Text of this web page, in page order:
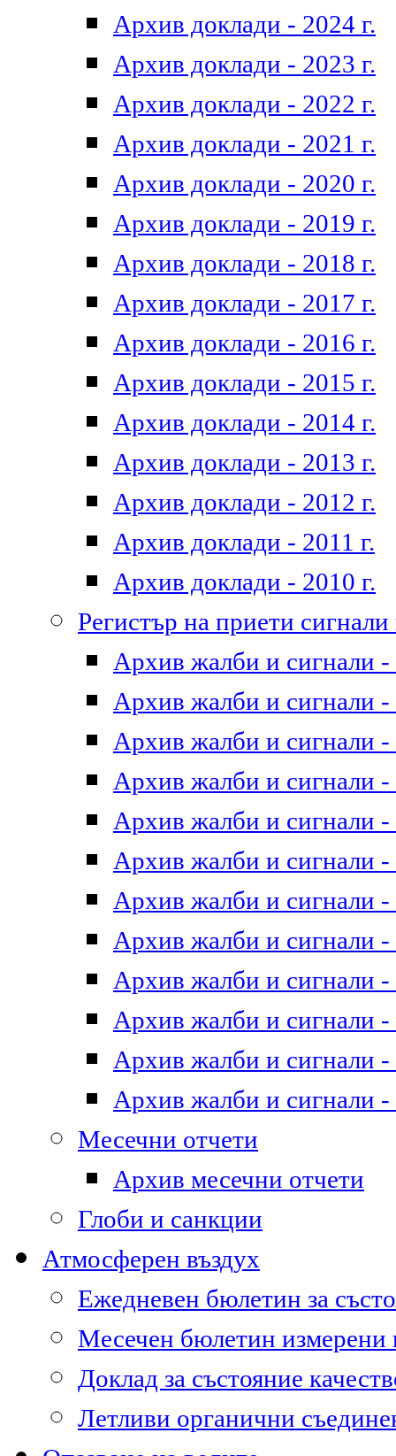
Архив доклади - 2024 г.
Архив доклади - 2023 г.
Архив доклади - 2022 г.
Архив доклади - 2021 г.
Архив доклади - 2020 г.
Архив доклади - 2019 г.
Архив доклади - 2018 г.
Архив доклади - 2017 г.
Архив доклади - 2016 г.
Архив доклади - 2015 г.
Архив доклади - 2014 г.
Архив доклади - 2013 г.
Архив доклади - 2012 г.
Архив доклади - 2011 г.
Архив доклади - 2010 г.
Регистър на приети
Архив жалби и сигнали -
Архив жалби и сигнали -
Архив жалби и сигнали -
Архив жалби и сигнали -
Архив жалби и сигнали -
Архив жалби и сигнали -
Архив жалби и сигнали -
Архив жалби и сигнали -
Архив жалби и сигнали -
Архив жалби и сигнали -
Архив жалби и сигнали -
Архив жалби и сигнали -
Месечни отчети
Архив месечни отчети
Глоби и санкции
Атмосферен въздух
Ежедневен бюлетин за
Месечен бюлетин
Доклад за състояние
Летливи органични